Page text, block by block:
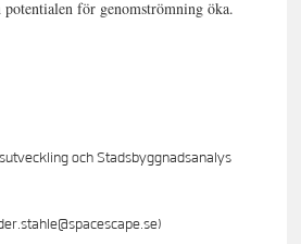
potentialen för genomströmning öka.
och Stadsbyggnadsanalys